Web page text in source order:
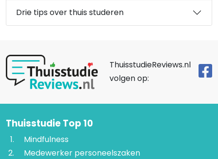
Drie tips over thuis studeren
ThuisstudieReviews.nl
volgen op:
Thuisstudie Top 10
Mindfulness
Medewerker personeelszaken